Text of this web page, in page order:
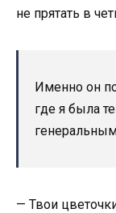
не прятать в
Именно он
где я была
— Твои